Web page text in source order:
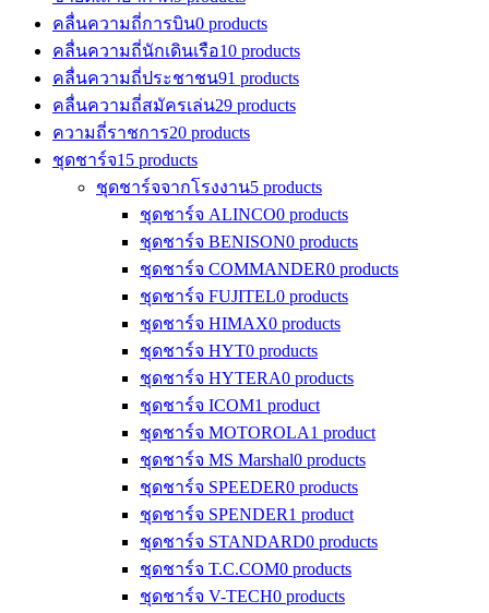
คลื่นความถี่การบิน0 products
คลื่นความถี่นักเดินเรือ10 products
คลื่นความถี่ประชาชน91 products
คลื่นความถี่สมัครเล่น29 products
ความถี่ราชการ20 products
ชุดชาร์จ15 products
ชุดชาร์จจากโรงงาน5 products
ชุดชาร์จ ALINCO0 products
ชุดชาร์จ BENISON0 products
ชุดชาร์จ COMMANDER0 products
ชุดชาร์จ FUJITEL0 products
ชุดชาร์จ HIMAX0 products
ชุดชาร์จ HYT0 products
ชุดชาร์จ HYTERA0 products
ชุดชาร์จ ICOM1 product
ชุดชาร์จ MOTOROLA1 product
ชุดชาร์จ MS Marshal0 products
ชุดชาร์จ SPEEDER0 products
ชุดชาร์จ SPENDER1 product
ชุดชาร์จ STANDARD0 products
ชุดชาร์จ T.C.COM0 products
ชุดชาร์จ V-TECH0 products